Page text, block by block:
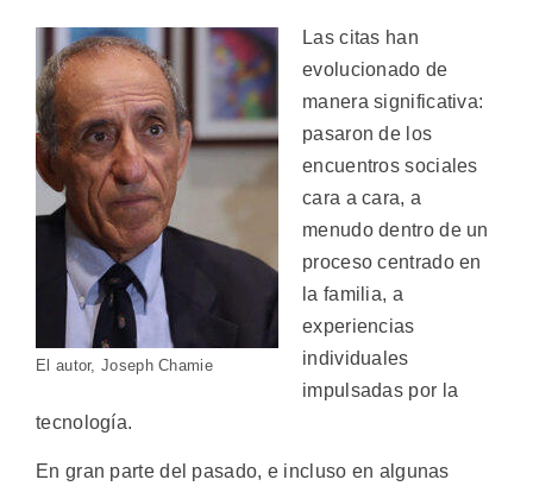
El autor, Joseph Chamie
Las citas han
evolucionado de
manera significativa:
pasaron de los
encuentros sociales
cara a cara, a
menudo dentro de un
proceso centrado en
la familia, a
experiencias
individuales
impulsadas por la
tecnología.
En gran parte del pasado, e incluso en algunas